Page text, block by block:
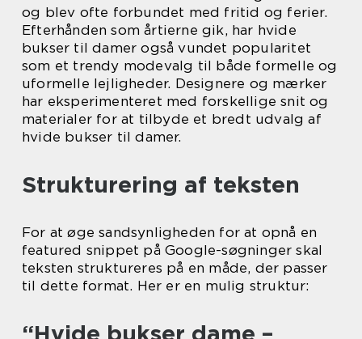
og blev ofte forbundet med fritid og ferier.
Efterhånden som årtierne gik, har hvide
bukser til damer også vundet popularitet
som et trendy modevalg til både formelle og
uformelle lejligheder. Designere og mærker
har eksperimenteret med forskellige snit og
materialer for at tilbyde et bredt udvalg af
hvide bukser til damer.
Strukturering af teksten
For at øge sandsynligheden for at opnå en
featured snippet på Google-søgninger skal
teksten struktureres på en måde, der passer
til dette format. Her er en mulig struktur: